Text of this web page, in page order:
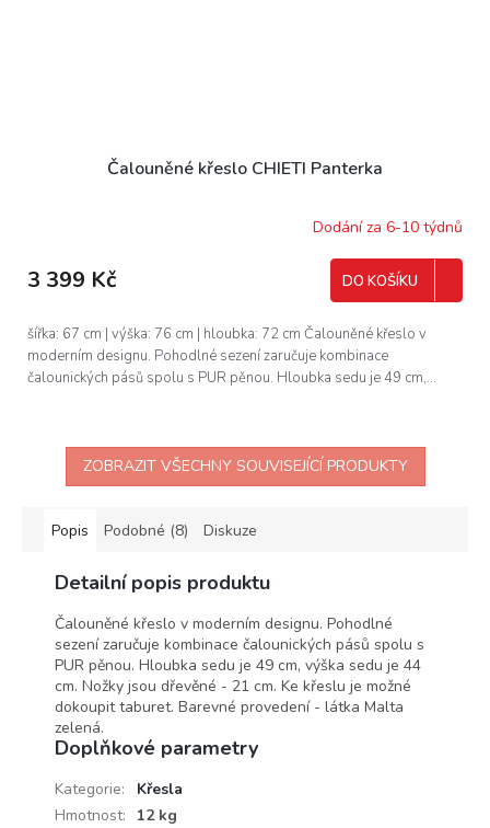
Čalouněné křeslo CHIETI Panterka
Dodání za 6-10 týdnů
3 399 Kč DO KOŠÍKU
šířka: 67 cm | výška: 76 cm | hloubka: 72 cm Čalouněné křeslo v
moderním designu. Pohodlné sezení zaručuje kombinace
čalounických pásů spolu s PUR pěnou. Hloubka sedu je 49 cm,...
ZOBRAZIT VŠECHNY SOUVISEJÍCÍ PRODUKTY
Popis Podobné (8) Diskuze
Detailní popis produktu
Čalouněné křeslo v moderním designu. Pohodlné
sezení zaručuje kombinace čalounických pásů spolu s
PUR pěnou. Hloubka sedu je 49 cm, výška sedu je 44
cm. Nožky jsou dřevěné - 21 cm. Ke křeslu je možné
dokoupit taburet. Barevné provedení - látka Malta
zelená.
Doplňkové parametry
Kategorie:
Křesla
Hmotnost:
12 kg